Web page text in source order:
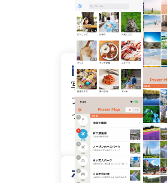
iフォトアルバ
写真アルバムを自由に
プリです。細かな所ま
っています。
ポケットマップ